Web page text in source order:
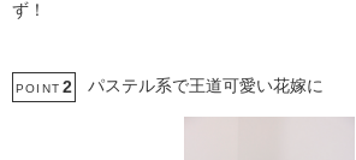
ず！
POINT 2 パステル系で王道可愛い花嫁に